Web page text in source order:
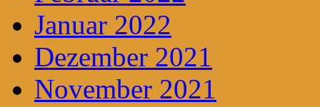
Januar 2022
Dezember 2021
November 2021